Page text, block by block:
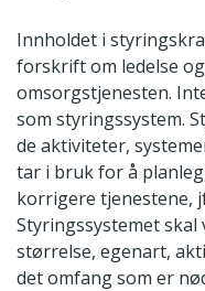
Innholdet i
forskrift om ledelse
omsorgstjenesten.
som styringssystem.
de aktiviteter,
tar i bruk for å
korrigere tjenestene,
Styringssystemet
størrelse, egenart,
det omfang som er